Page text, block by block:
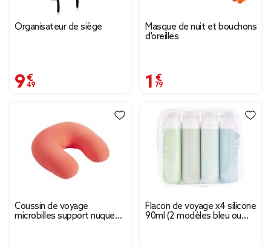
Organisateur de siège
9,49 €
Masque de nuit et bouchons
d'oreilles
1,79 €
Coussin de voyage
microbilles support nuque
Flacon de voyage x4 silicone
90ml (2 modèles bleu ou